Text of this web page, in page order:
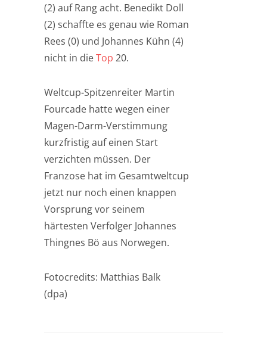
(2) auf Rang acht. Benedikt Doll
(2) schaffte es genau wie Roman
Rees (0) und Johannes Kühn (4)
nicht in dieTop 20.
Weltcup-Spitzenreiter Martin
Fourcade hatte wegen einer
Magen-Darm-Verstimmung
kurzfristig auf einen Start
verzichten müssen. Der
Franzose hat im Gesamtweltcup
jetzt nur noch einen knappen
Vorsprung vor seinem
härtesten Verfolger Johannes
Thingnes Bö aus Norwegen.
Fotocredits: Matthias Balk
(dpa)